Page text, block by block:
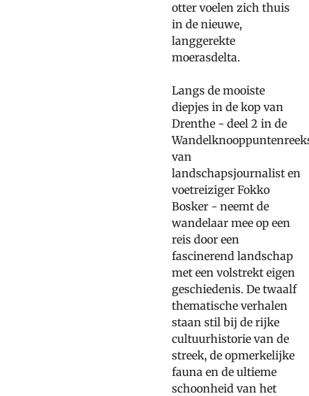
otter voelen zich thuis
in de nieuwe,
langgerekte
moerasdelta.
Langs de mooiste
diepjes in de kop van
Drenthe - deel 2 in de
van
landschapsjournalist en
voetreiziger Fokko
Bosker - neemt de
wandelaar mee op een
reis door een
fascinerend landschap
met een volstrekt eigen
geschiedenis. De twaalf
thematische verhalen
staan stil bij de rijke
cultuurhistorie van de
streek, de opmerkelijke
fauna en de ultieme
schoonheid van het